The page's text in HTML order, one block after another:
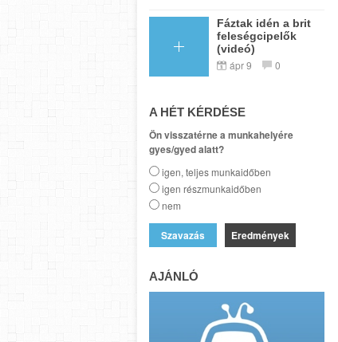
Fáztak idén a brit
feleségcipelők
(videó)
ápr 9 0
A HÉT KÉRDÉSE
Ön visszatérne a munkahelyére
gyes/gyed alatt?
igen, teljes munkaidőben
igen részmunkaidőben
nem
Eredmények
AJÁNLÓ